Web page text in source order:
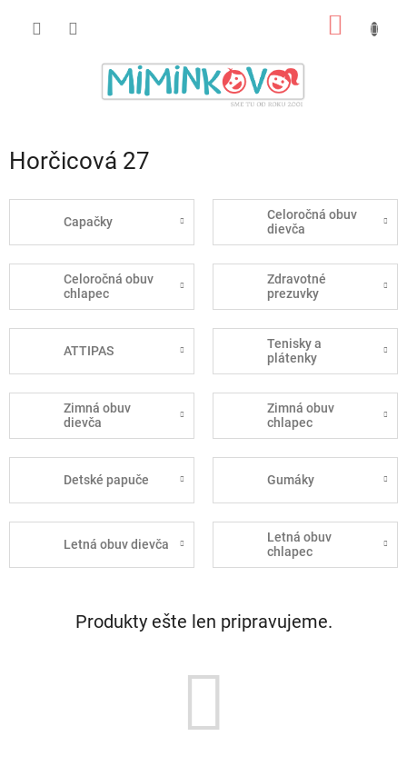
Horčicová 27
Capačky
Celoročná obuv
dievča
Celoročná obuv
chlapec
Zdravotné
prezuvky
ATTIPAS
Tenisky a
plátenky
Zimná obuv
dievča
Zimná obuv
chlapec
Detské papuče Gumáky
Letná obuv dievča
Letná obuv
chlapec
Produkty ešte len pripravujeme.